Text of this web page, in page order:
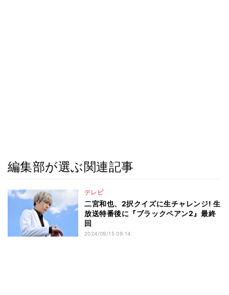
編集部が選ぶ関連記事
テレビ
二宮和也、2択クイズに生チャレンジ! 生
放送特番後に『ブラックペアン2』最終
回
2024/09/15 09:14